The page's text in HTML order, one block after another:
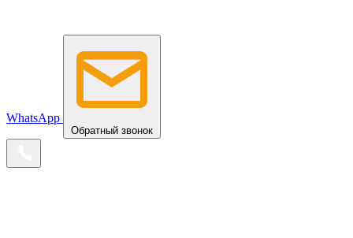
WhatsApp
Обратный звонок